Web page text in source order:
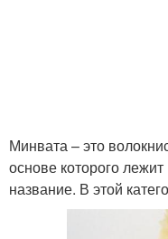
Минвата – это
основе которого
название. В этой